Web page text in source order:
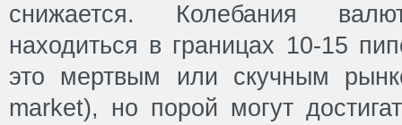
снижается. Колебания
находиться в границах 10-15
это мертвым или скучным
market), но порой могут